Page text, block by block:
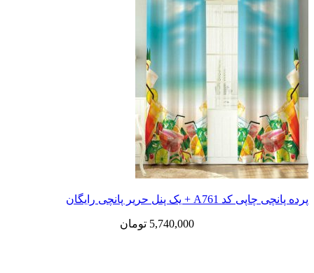
پرده پانچی چاپی کد A761 + یک پنل حریر پانچی رایگان
5,740,000 تومان